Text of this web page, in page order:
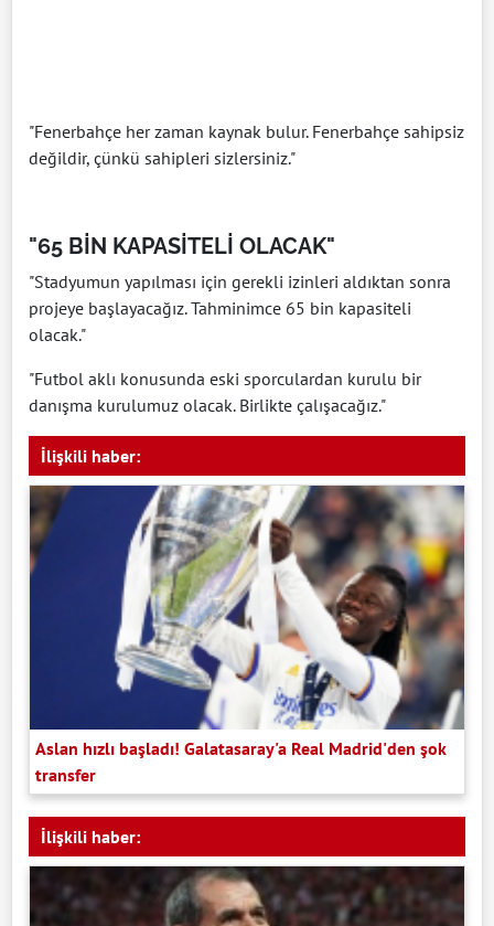
"Fenerbahçe her zaman kaynak bulur. Fenerbahçe sahipsiz
değildir, çünkü sahipleri sizlersiniz."
"65 BİN KAPASİTELİ OLACAK"
"Stadyumun yapılması için gerekli izinleri aldıktan sonra
projeye başlayacağız. Tahminimce 65 bin kapasiteli
olacak."
"Futbol aklı konusunda eski sporculardan kurulu bir
danışma kurulumuz olacak. Birlikte çalışacağız."
İlişkili haber:
Aslan hızlı başladı! Galatasaray'a Real Madrid'den şok
transfer
İlişkili haber: